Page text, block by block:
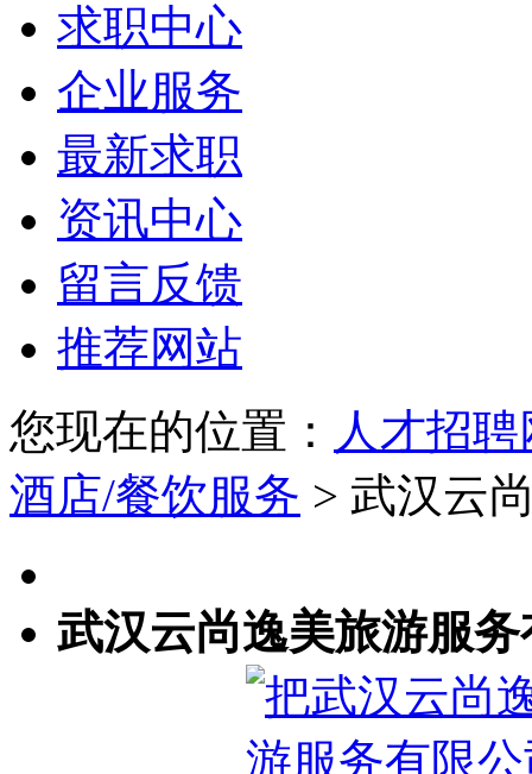
求职中心
企业服务
最新求职
资讯中心
留言反馈
推荐网站
您现在的位置： 人才招聘
酒店/餐饮服务 > 武汉云
武汉云尚逸美旅游服